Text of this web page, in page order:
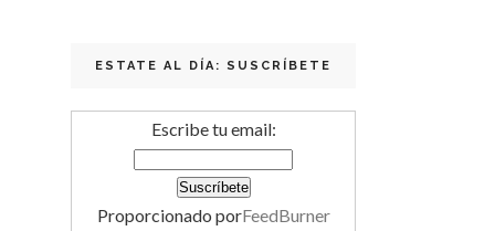
ESTATE AL DÍA: SUSCRÍBETE
Escribe tu email:
Proporcionado porFeedBurner